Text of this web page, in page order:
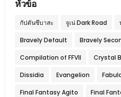
หัวข้อ
กัปตันซึบาสะ จูเน่ Dark Road
Bravely Default Bravely
Compilation of FFVII Crystal
Dissidia Evangelion
Final Fantasy Agito Final